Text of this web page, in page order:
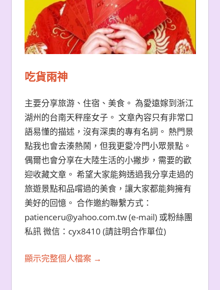
吃貨雨神
主要分享旅游、住宿、美食。 為愛遠嫁到浙江
湖州的台南天秤座女子。 文章內容只有非常口
語易懂的描述，沒有深奧的專有名詞。 熱門景
點我也會去湊熱鬧，但我更愛冷門小眾景點。
偶爾也會分享在大陸生活的小撇步，需要的歡
迎收藏文章。 希望大家能夠透過我分享走過的
旅遊景點和品嚐過的美食，讓大家都能夠擁有
美好的回憶。 合作邀約聯繫方式：
patienceru@yahoo.com.tw (e-mail) 或粉絲團
私訊 微信：cyx8410 (請註明合作單位)
顯示完整個人檔案 →